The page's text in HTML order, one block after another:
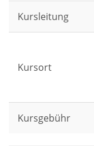
Kursleitung
Kursort
Kursgebühr